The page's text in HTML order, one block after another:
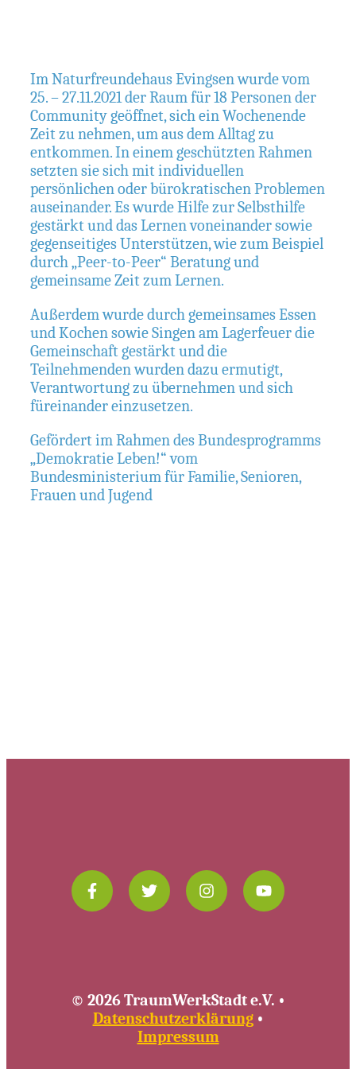
Im Naturfreundehaus Evingsen wurde vom
25. – 27.11.2021 der Raum für 18 Personen der
Community geöffnet, sich ein Wochenende
Zeit zu nehmen, um aus dem Alltag zu
entkommen. In einem geschützten Rahmen
setzten sie sich mit individuellen
persönlichen oder bürokratischen Problemen
auseinander. Es wurde Hilfe zur Selbsthilfe
gestärkt und das Lernen voneinander sowie
gegenseitiges Unterstützen, wie zum Beispiel
durch „Peer-to-Peer“ Beratung und
gemeinsame Zeit zum Lernen.
Außerdem wurde durch gemeinsames Essen
und Kochen sowie Singen am Lagerfeuer die
Gemeinschaft gestärkt und die
Teilnehmenden wurden dazu ermutigt,
Verantwortung zu übernehmen und sich
füreinander einzusetzen.
Gefördert im Rahmen des Bundesprogramms
„Demokratie Leben!“ vom
Bundesministerium für Familie, Senioren,
Frauen und Jugend
© 2026 TraumWerkStadt e.V. •
Datenschutzerklärung•
Impressum